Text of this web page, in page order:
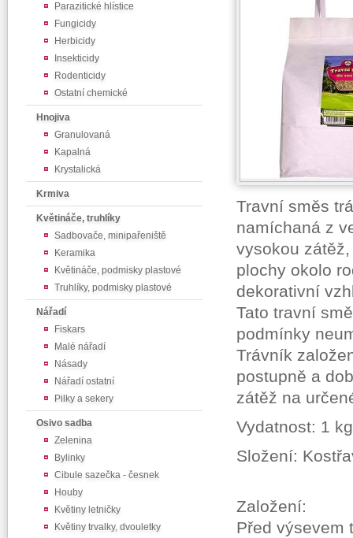
Parazitické hlístice
Fungicidy
Herbicidy
Insekticidy
Rodenticidy
Ostatní chemické
Hnojiva
Granulovaná
Kapalná
Krystalická
Krmiva
Květináče, truhlíky
Sadbovače, minipařeniště
Keramika
Květináče, podmisky plastové
Truhlíky, podmisky plastové
Nářadí
Fiskars
Malé nářadí
Násady
Nářadí ostatní
Pilky a sekery
Osivo sadba
Zelenina
Bylinky
Cibule sazečka - česnek
Houby
Květiny letničky
Květiny trvalky, dvouletky
Travní směs
namíchaná z
vysokou
plochy okolo
dekorativní
Tato travní
podmínky
Trávník
postupně a
zátěž na
Vydatnost: 1
Složení:
Založení:
Před výsevem